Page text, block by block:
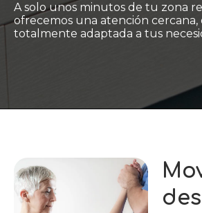
A solo unos minutos de tu zona
ofrecemos una atención cercana,
totalmente adaptada a tus